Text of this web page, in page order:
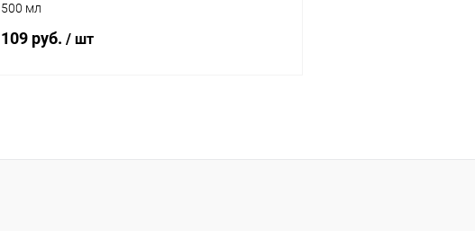
500 мл
109 руб. / шт
Купить в 1 клик Сравнение